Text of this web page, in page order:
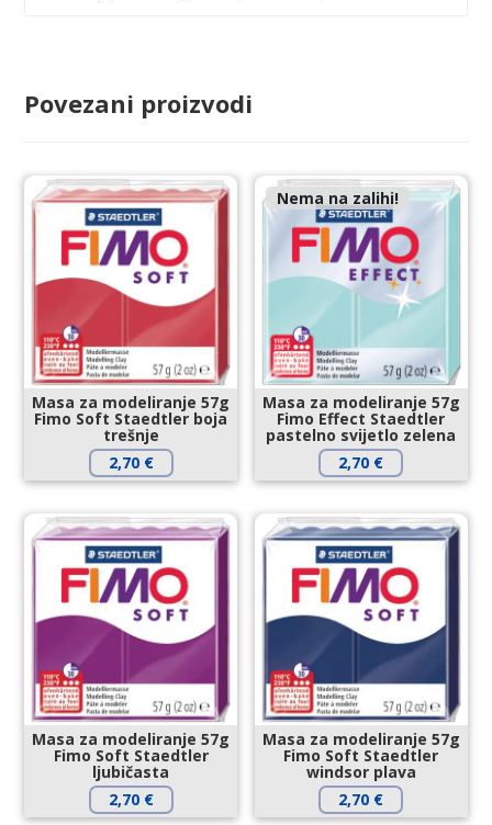
Povezani proizvodi
Masa za modeliranje 57g
Fimo Soft Staedtler boja
trešnje
2,70 €
Nema na zalihi!
Masa za modeliranje 57g
Fimo Effect Staedtler
pastelno svijetlo zelena
2,70 €
Masa za modeliranje 57g
Fimo Soft Staedtler
ljubičasta
2,70 €
Masa za modeliranje 57g
Fimo Soft Staedtler
windsor plava
2,70 €